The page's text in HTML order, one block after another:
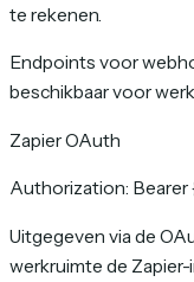
te rekenen.
Endpoints voor
beschikbaar voor
Zapier OAuth
Authorization: Bearer
Uitgegeven via de
werkruimte de